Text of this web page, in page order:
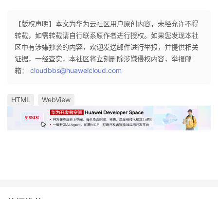
【版权声明】本文为华为云社区用户原创内容，未经允许不得
转载，如需转载请自行联系原作者进行授权。如果您发现本社
区中有涉嫌抄袭的内容，欢迎发送邮件进行举报，并提供相关
证据，一经查实，本社区将立刻删除涉嫌侵权内容，举报邮
箱： cloudbbs@huaweicloud.com
HTML WebView